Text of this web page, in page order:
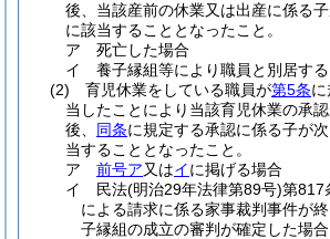
後、当該産前の休業又は出産に係る
に該当することとなったこと。
ア
死亡した場合
イ
養子縁組等により職員と別居す
(2)
育児休業をしている職員が第5条
当したことにより当該育児休業の承
後、 同条に規定する承認に係る子が
当することとなったこと。
ア
前号ア又はイに掲げる場合
イ
民法(明治29年法律第89号)第817
による請求に係る家事裁判事件が
子縁組の成立の審判が確定した場